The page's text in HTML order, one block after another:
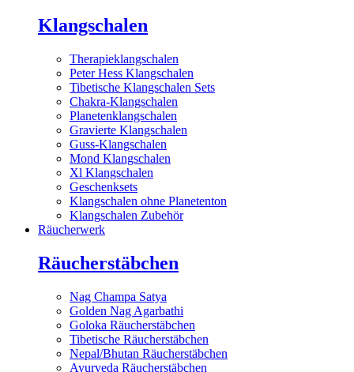
Klangschalen
Therapieklangschalen
Peter Hess Klangschalen
Tibetische Klangschalen Sets
Chakra-Klangschalen
Planetenklangschalen
Gravierte Klangschalen
Guss-Klangschalen
Mond Klangschalen
Xl Klangschalen
Geschenksets
Klangschalen ohne Planetenton
Klangschalen Zubehör
Räucherwerk
Räucherstäbchen
Nag Champa Satya
Golden Nag Agarbathi
Goloka Räucherstäbchen
Tibetische Räucherstäbchen
Nepal/Bhutan Räucherstäbchen
Ayurveda Räucherstäbchen